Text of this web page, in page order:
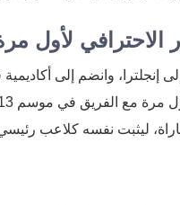
الاحترافي لأول
كبير إلى إنجلترا، وانضم